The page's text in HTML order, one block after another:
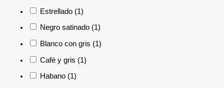
Estrellado (1)
Negro satinado (1)
Blanco con gris (1)
Café y gris (1)
Habano (1)